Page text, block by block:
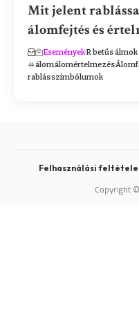
Mit jelent
álomfejtés és
EseményekR betűs álmok
álomálomértelmezés
rablásszimbólumok
Copyright
Felhasználási